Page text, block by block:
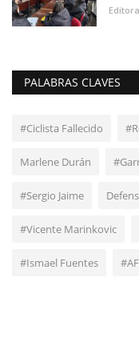
Editora
PALABRAS CLAVES
#Ciclista Fallecido
Marlene Durán
#Sergio Jaime
#Vicente Marinkovic
#Ismael Fuentes